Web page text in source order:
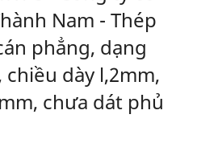
Nam - Thép
phẳng, dạng
dày l,2mm,
chưa dát phủ